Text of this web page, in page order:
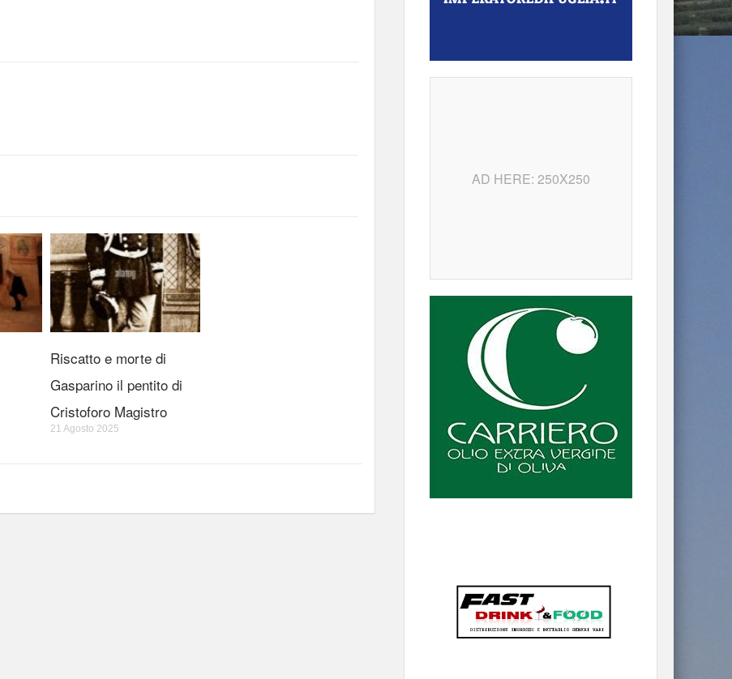
Riscatto e morte di
Gasparino il pentito di
Cristoforo Magistro
21 Agosto 2025
AD HERE: 250X250